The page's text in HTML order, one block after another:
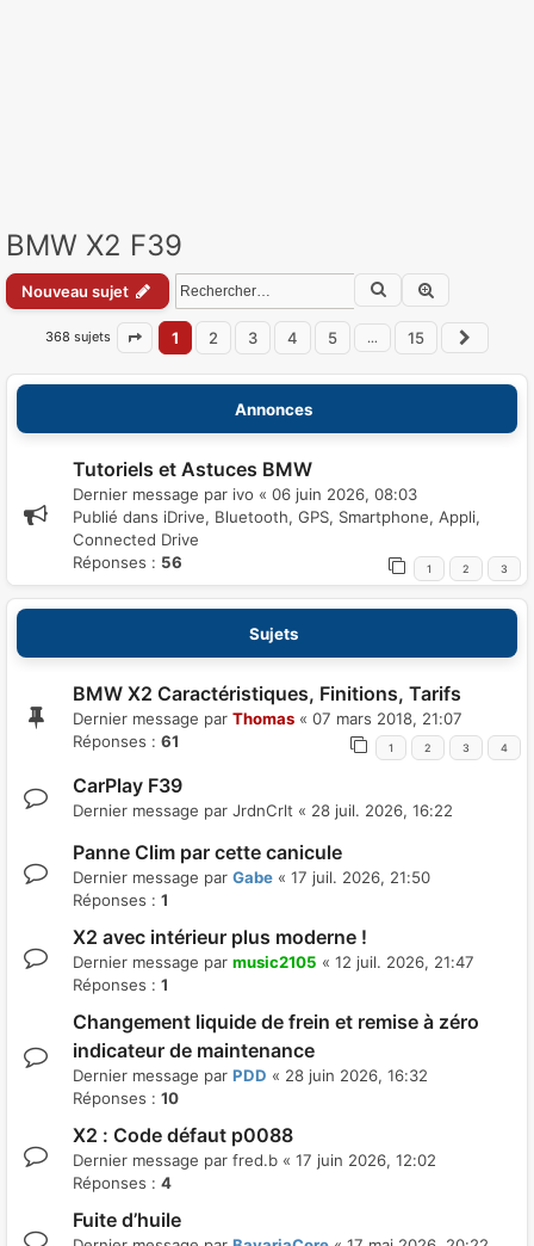
BMW X2 F39
Nouveau sujet Rechercher
368 sujets Page sur
1 2 3 4 5 … 15
Annonces
Tutoriels et Astuces BMW
Dernier message par ivo « 06 juin 2026, 08:03
Publié dans iDrive, Bluetooth, GPS, Smartphone, Appli,
Connected Drive
Réponses : 56 1 2 3
Sujets
BMW X2 Caractéristiques, Finitions, Tarifs
Dernier message par Thomas « 07 mars 2018, 21:07
Réponses : 61 1 2 3 4
CarPlay F39
Dernier message par JrdnCrlt « 28 juil. 2026, 16:22
Panne Clim par cette canicule
Dernier message par Gabe « 17 juil. 2026, 21:50
Réponses : 1
X2 avec intérieur plus moderne !
Dernier message par music2105 « 12 juil. 2026, 21:47
Réponses : 1
Changement liquide de frein et remise à zéro
indicateur de maintenance
Dernier message par PDD « 28 juin 2026, 16:32
Réponses : 10
X2 : Code défaut p0088
Dernier message par fred.b « 17 juin 2026, 12:02
Réponses : 4
Fuite d’huile